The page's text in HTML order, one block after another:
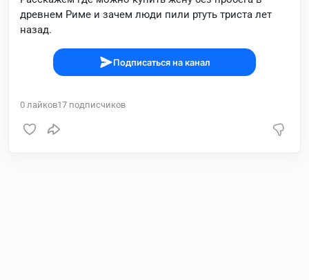
древнем Риме и зачем люди пили ртуть триста лет
назад.
Подписаться на канал
0 лайков17 подписчиков